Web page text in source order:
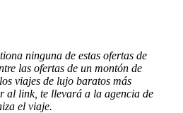
ninguna de estas ofertas de
las ofertas de un montón de
viajes de lujo baratos más
al link, te llevará a la agencia de
el viaje.